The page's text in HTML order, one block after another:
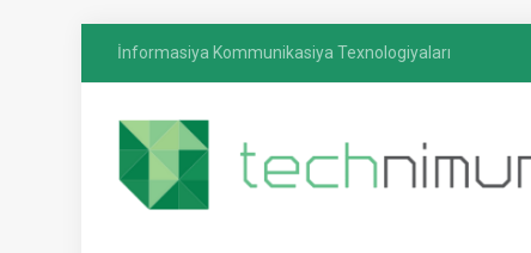
İnformasiya Kommunikasiya Texnologiyaları
TECHNIMUM
İnformasiya-kommunikasiya texnologiyaları
üzrə media platforması